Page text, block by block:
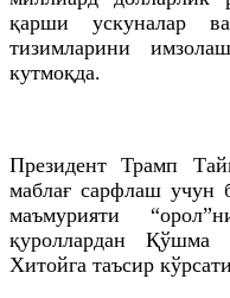
қарши ускуналар
тизимларини
кутмоқда.
Президент Трамп
маблағ сарфлаш учун
маъмурияти
қуроллардан Қўшма
Хитойга таъсир